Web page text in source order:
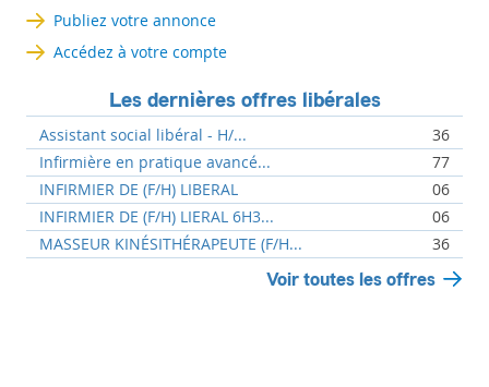
Publiez votre annonce
Accédez à votre compte
Les dernières offres libérales
Assistant social libéral - H/...
36
Infirmière en pratique avancé...
77
INFIRMIER DE (F/H) LIBERAL
06
INFIRMIER DE (F/H) LIERAL 6H3...
06
MASSEUR KINÉSITHÉRAPEUTE (F/H...
36
Voir toutes les offres